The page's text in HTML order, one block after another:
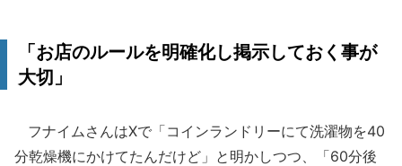
「お店のルールを明確化し掲示しておく事が
大切」
フナイムさんはXで「コインランドリーにて洗濯物を40
分乾燥機にかけてたんだけど」と明かしつつ、「60分後